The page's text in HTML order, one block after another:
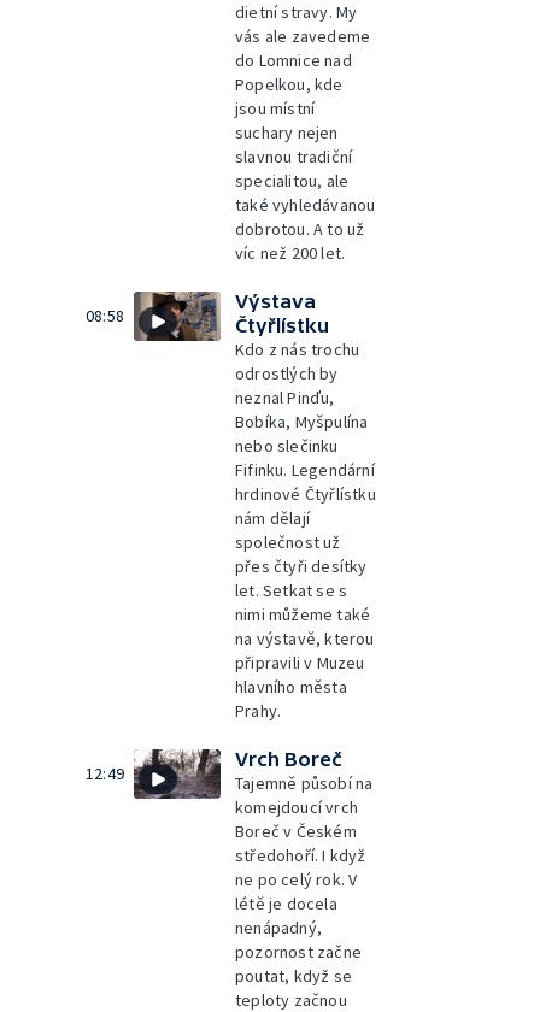
dietní stravy. My
vás ale zavedeme
do Lomnice nad
Popelkou, kde
jsou místní
suchary nejen
slavnou tradiční
specialitou, ale
také vyhledávanou
dobrotou. A to už
víc než 200 let.
08:58
Výstava
Čtyřlístku
Kdo z nás trochu
odrostlých by
neznal Pinďu,
Bobíka, Myšpulína
nebo slečinku
Fifinku. Legendární
hrdinové Čtyřlístku
nám dělají
společnost už
přes čtyři desítky
let. Setkat se s
nimi můžeme také
na výstavě, kterou
připravili v Muzeu
hlavního města
Prahy.
12:49
Vrch Boreč
Tajemně působí na
komejdoucí vrch
Boreč v Českém
středohoří. I když
ne po celý rok. V
létě je docela
nenápadný,
pozornost začne
poutat, když se
teploty začnou